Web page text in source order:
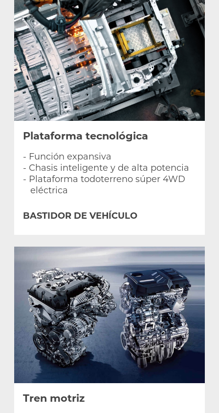
Plataforma tecnológica
- Función expansiva
- Chasis inteligente y de alta potencia
- Plataforma todoterreno súper 4WD
eléctrica
BASTIDOR DE VEHÍCULO
Tren motriz